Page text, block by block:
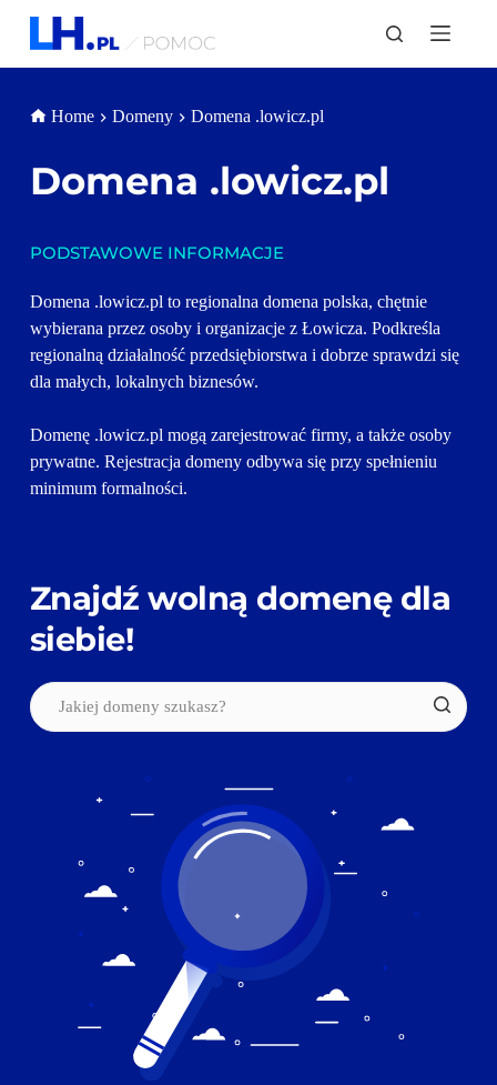
P
d
Home Domeny Domena .lowicz.pl
Domena .lowicz.pl
PODSTAWOWE INFORMACJE
Domena .lowicz.pl to regionalna domena polska, chętnie
wybierana przez osoby i organizacje z Łowicza. Podkreśla
regionalną działalność przedsiębiorstwa i dobrze sprawdzi się
dla małych, lokalnych biznesów.
Domenę .lowicz.pl mogą zarejestrować firmy, a także osoby
prywatne. Rejestracja domeny odbywa się przy spełnieniu
minimum formalności.
Znajdź wolną domenę dla
siebie!